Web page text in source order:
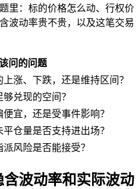
里： 标的价格怎么动、 行权价
波动率贵不贵，以及这笔交易
问的问题
涨、下跌，还是维持区间？
兑现的空间？
宜，还是受事件影响？
仓量是否支持进出场？
风险是否能接受？
波动率和实际波动